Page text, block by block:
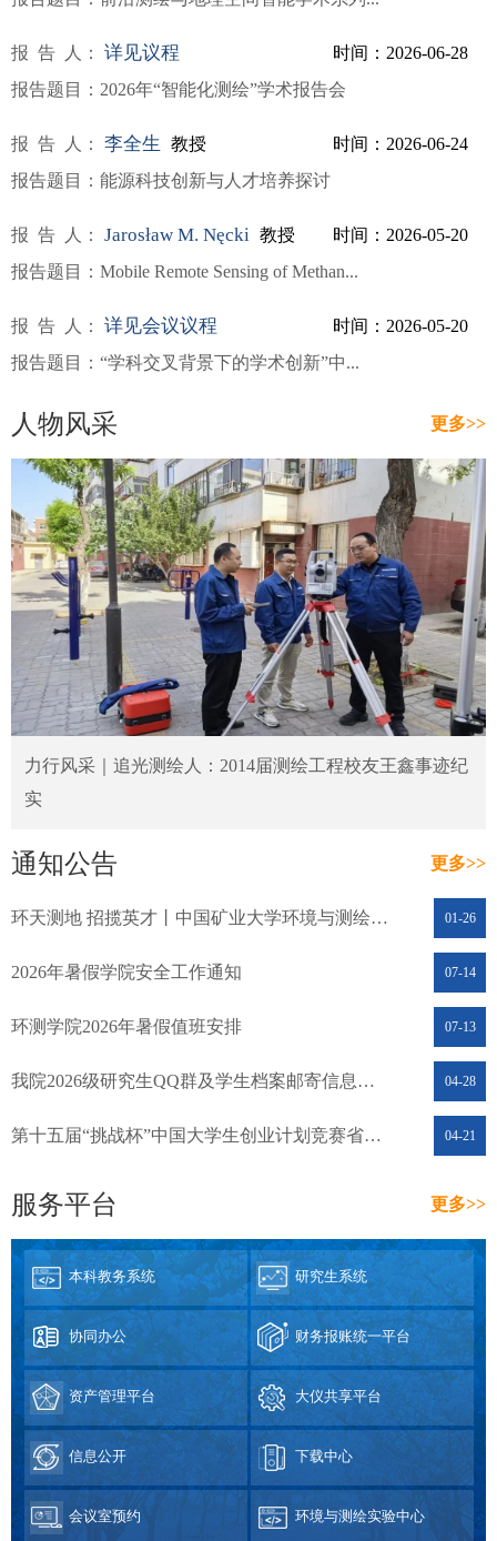
报告 人： 详见议程
时间：2026-06-28
15:30:00
报告题目： 2026年“智能化测绘”学术报告会
报告 人： 李全生 教授
时间：2026-06-24
报告题目： 能源科技创新与人才培养探讨
报告 人： Jarosław M. Nęcki 教授
时间：2026-05-20
15:00:00
报告题目： Mobile Remote Sensing of Methan...
报告 人： 详见会议议程
时间：2026-05-20
14:30:00
报告题目： “学科交叉背景下的学术创新”中...
更多>>
人物风采
力行风采｜追光测绘人：2014届测绘工程校友王鑫事迹纪
实
更多>>
通知公告
环天测地 招揽英才丨中国矿业大学环境与测绘学院2026年人才招聘公告 01-26
2026年暑假学院安全工作通知 07-14
环测学院2026年暑假值班安排 07-13
我院2026级研究生QQ群及学生档案邮寄信息的通知 04-28
第十五届“挑战杯”中国大学生创业计划竞赛省赛项目推报公示 04-21
更多>>
服务平台
本科教务系统 研究生系统
协同办公 财务报账统一平台
资产管理平台 大仪共享平台
信息公开 下载中心
会议室预约 环境与测绘实验中心